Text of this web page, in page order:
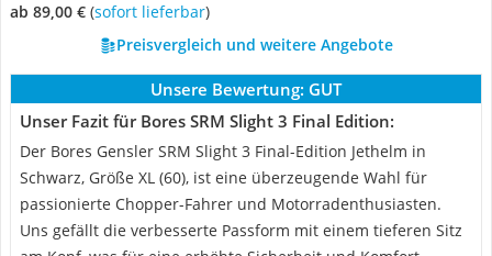
ab 89,00 € ( Sofort lieferbar)
Preisvergleich und weitere Angebote
Unsere Bewertung: GUT
Unser Fazit für Bores SRM Slight 3 Final Edition:
Der Bores Gensler SRM Slight 3 Final-Edition Jethelm in
Schwarz, Größe XL (60), ist eine überzeugende Wahl für
passionierte Chopper-Fahrer und Motorradenthusiasten.
Uns gefällt die verbesserte Passform mit einem tieferen Sitz